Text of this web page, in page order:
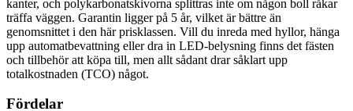
kanter, och polykarbonatskivorna splittras inte om någon boll råkar
träffa väggen. Garantin ligger på 5 år, vilket är bättre än
genomsnittet i den här prisklassen. Vill du inreda med hyllor, hänga
upp automatbevattning eller dra in LED-belysning finns det fästen
och tillbehör att köpa till, men allt sådant drar såklart upp
totalkostnaden (TCO) något.
Fördelar